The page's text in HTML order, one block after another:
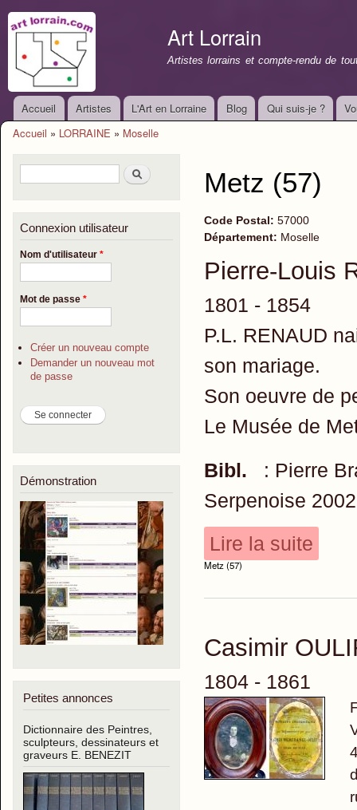
Art Lorrain
Artistes lorrains et compte-rendu de
Menu principal
Accueil Artistes L'Art en Lorraine Blog Qui suis-je ?
Accueil » LORRAINE » Moselle
Formulaire de rechercheRechercher
Connexion utilisateur
Nom d'utilisateur *
Mot de passe *
Créer un nouveau compte
Demander un nouveau mot
de passe
Démonstration
Petites annonces
Dictionnaire des Peintres,
sculpteurs, dessinateurs et
graveurs E. BENEZIT
Metz (57)
Code Postal: 57000
Département: Moselle
Pierre-Louis
1801 - 1854
P.L. RENAUD
son mariage.
Son oeuvre de
Le Musée de
Bibl. : Pierre
Serpenoise
Lire la suite
Metz (57)
Casimir
1804 - 1861